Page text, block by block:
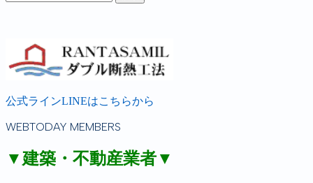
公式ラインLINEはこちらから
WEBTODAY MEMBERS
▼建築・不動産業者▼